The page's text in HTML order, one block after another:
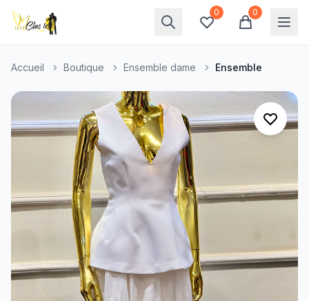
0 0
Accueil Boutique Ensemble dame Ensemble